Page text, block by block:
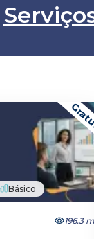
Básico
196.3